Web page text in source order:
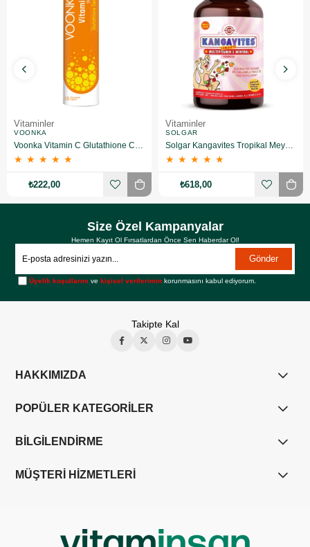
Vitaminler
VOONKA
★ ★ ★ ★ ★
₺222,00
Vitaminler
SOLGAR
★ ★ ★ ★ ★
₺618,00
Size Özel Kampanyalar
Hemen Kayıt Ol Fırsatlardan Önce Sen Haberdar Ol!
Gönder
Üyelik koşullarını vekişisel verilerimin korunmasını kabul ediyorum.
Takipte Kal
HAKKIMIZDA
POPÜLER KATEGORİLER
BİLGİLENDİRME
MÜŞTERİ HİZMETLERİ